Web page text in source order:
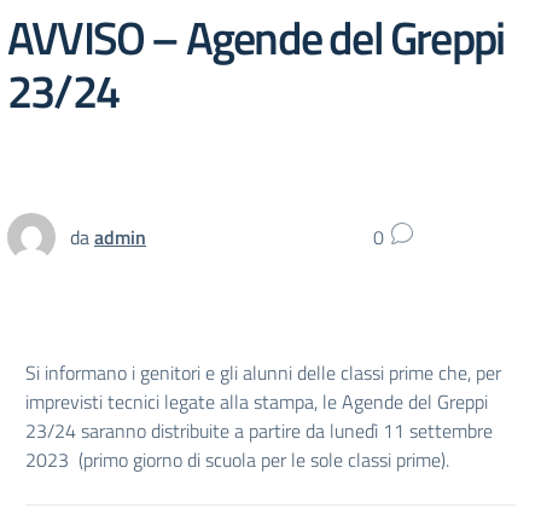
AVVISO – Agende del Greppi
23/24
daadmin 0
Si informano i genitori e gli alunni delle classi prime che, per
imprevisti tecnici legate alla stampa, le Agende del Greppi
23/24 saranno distribuite a partire da lunedì 11 settembre
2023 (primo giorno di scuola per le sole classi prime).